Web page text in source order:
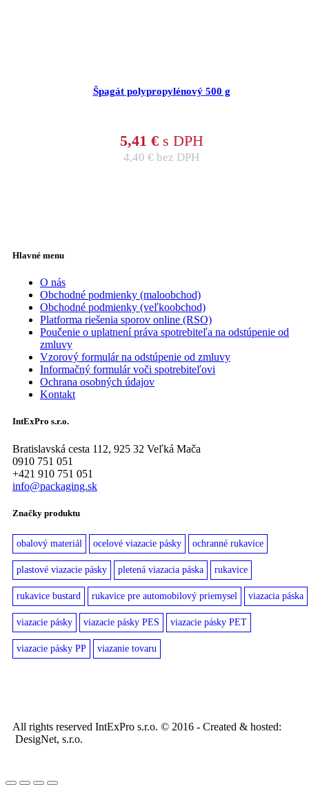
Špagát polypropylénový 500 g
5,41 €s DPH
4,40 € bez DPH
Hlavné menu
O nás
Obchodné podmienky (maloobchod)
Obchodné podmienky (veľkoobchod)
Platforma riešenia sporov online (RSO)
Poučenie o uplatnení práva spotrebiteľa na odstúpenie od
zmluvy
Vzorový formulár na odstúpenie od zmluvy
Informačný formulár voči spotrebiteľovi
Ochrana osobných údajov
Kontakt
IntExPro s.r.o.
Bratislavská cesta 112, 925 32 Veľká Mača
0910 751 051
+421 910 751 051
info@packaging.sk
Značky produktu
obalový materiál ocelové viazacie pásky ochranné rukavice
plastové viazacie pásky pletená viazacia páska rukavice
rukavice bustard rukavice pre automobilový priemysel viazacia páska
viazacie pásky viazacie pásky PES viazacie pásky PET
viazacie pásky PP viazanie tovaru
All rights reserved IntExPro s.r.o. © 2016 - Created & hosted:
DesigNet, s.r.o.